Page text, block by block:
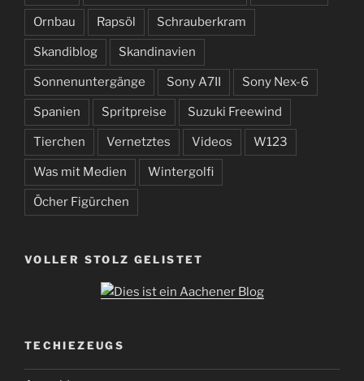
Ornbau Rapsöl Schrauberkram
Skandiblog Skandinavien
Sonnenuntergänge Sony A7II Sony Nex-6
Spanien Spritpreise Suzuki Freewind
Tierchen Vernetztes Videos W123
Was mit Medien Wintergolfi
Öcher Figürchen
VOLLER STOLZ GELISTET
TECHIEZEUGS